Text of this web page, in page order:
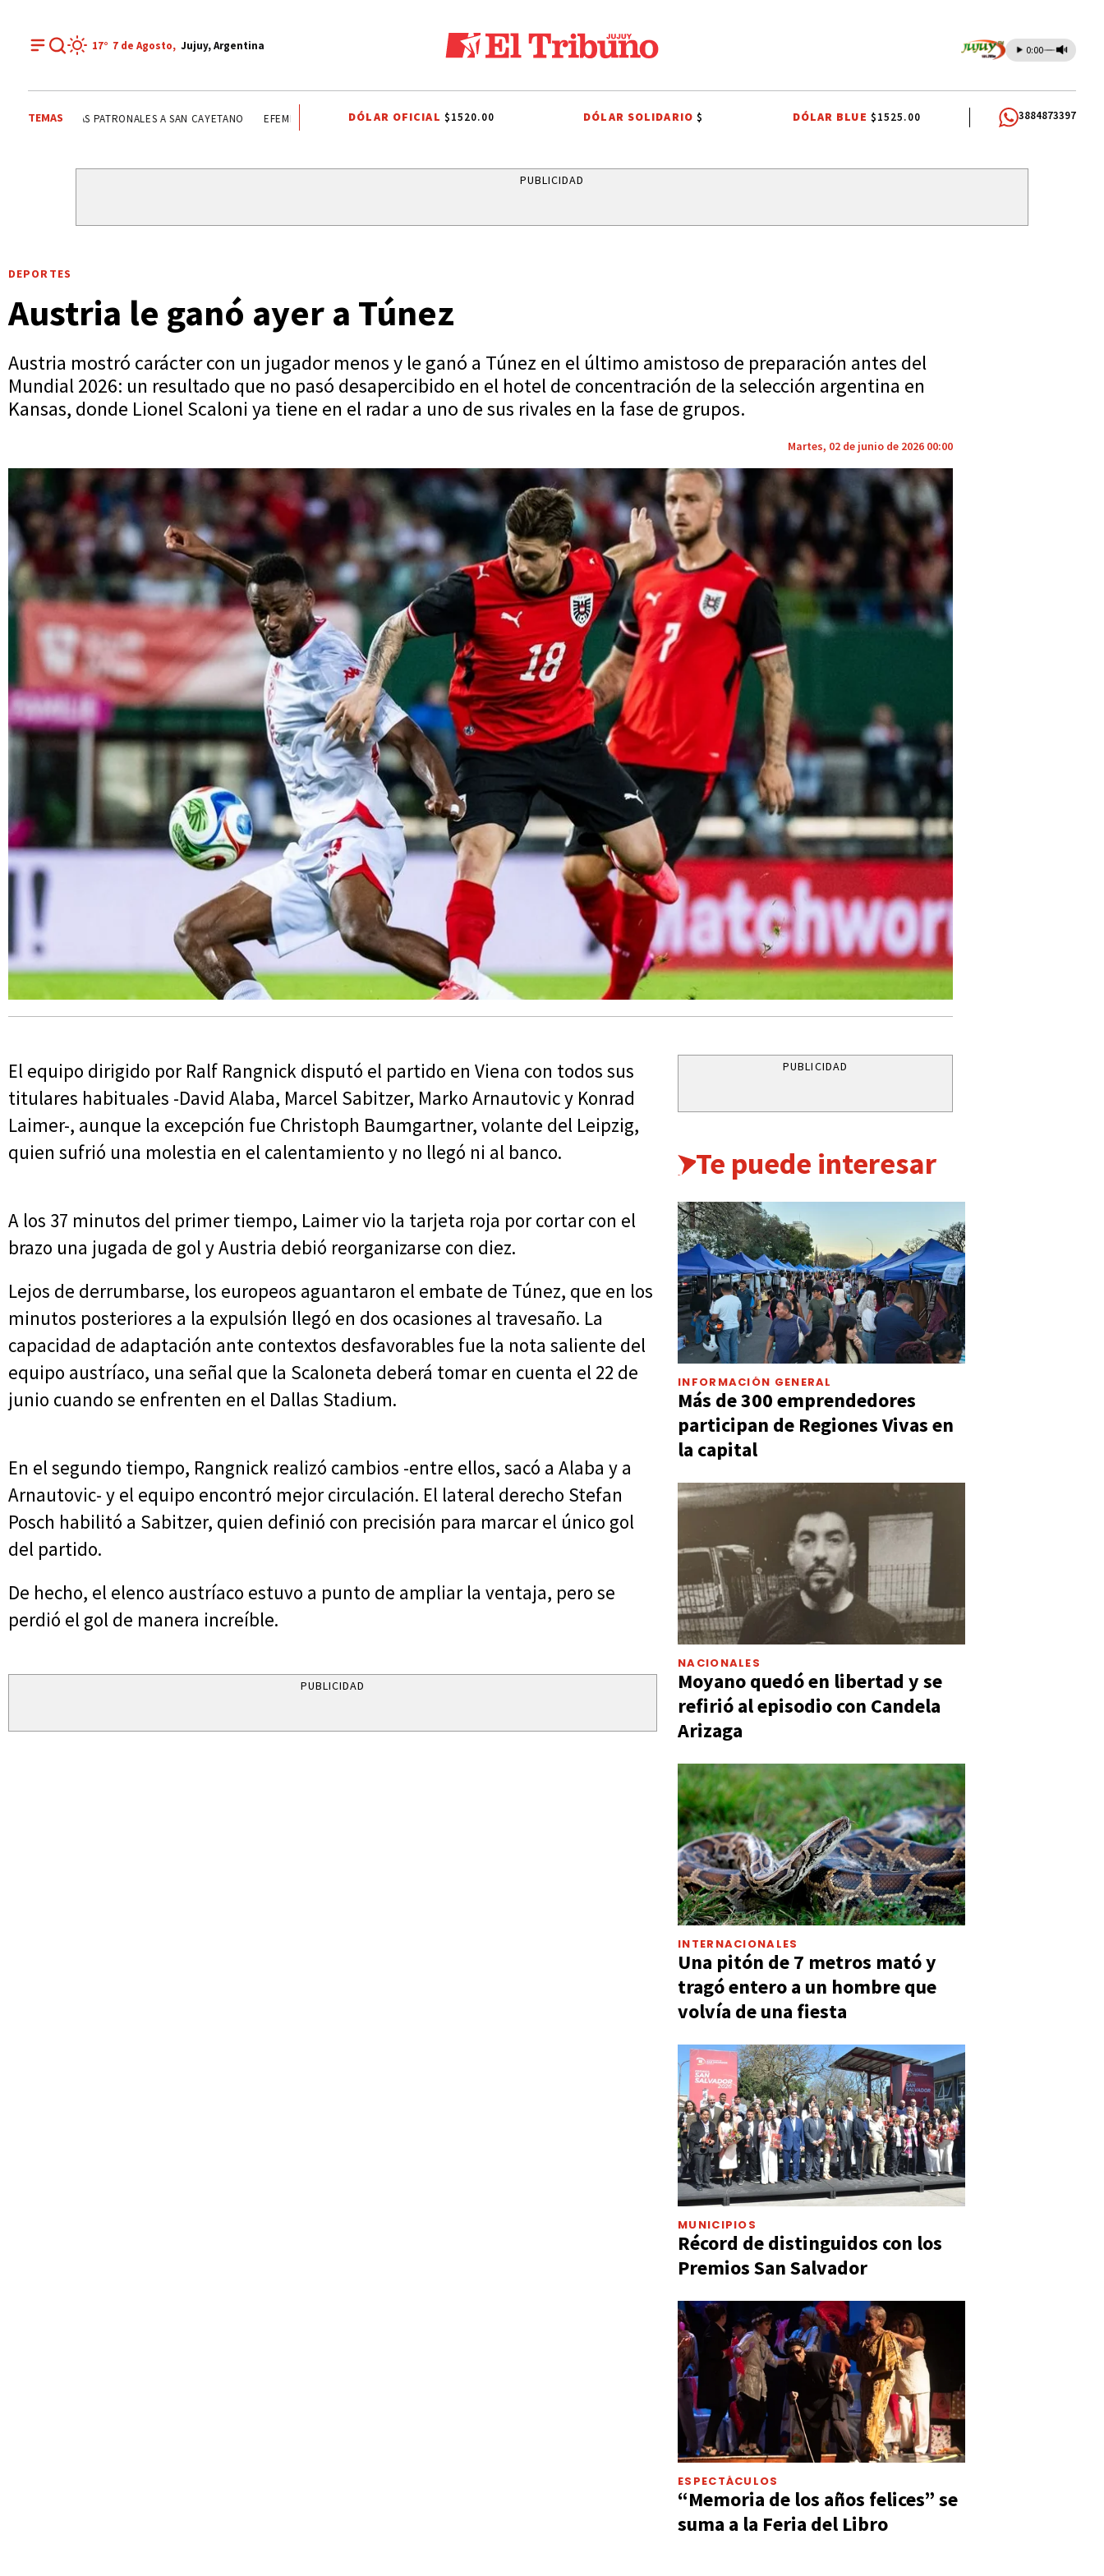
17° 7 de Agosto, Jujuy, Argentina 0:00
TEMASFIESTAS PATRONALES A SAN CAYETANO FIESTAS PATRONALES A SAN CAYETANO EFEMÉRIDES CONFLICTO PORTUARIO GREMIOS DOCENTES RUBÉN EDUARDO RIVAROLA JORGE GARCÍA CUERVA
DÓLAR OFICIAL $1520.00 DÓLAR SOLIDARIO$ DÓLAR BLUE $1525.00 3884873397
PUBLICIDAD
DEPORTES
Austria le ganó ayer a Túnez
Austria mostró carácter con un jugador menos y le ganó a Túnez en el último amistoso de preparación antes del
Mundial 2026: un resultado que no pasó desapercibido en el hotel de concentración de la selección argentina en
Kansas, donde Lionel Scaloni ya tiene en el radar a uno de sus rivales en la fase de grupos.
Martes, 02 de junio de 2026 00:00
El equipo dirigido por Ralf Rangnick disputó el partido en Viena con todos sus
titulares habituales -David Alaba, Marcel Sabitzer, Marko Arnautovic y Konrad
Laimer-, aunque la excepción fue Christoph Baumgartner, volante del Leipzig,
quien sufrió una molestia en el calentamiento y no llegó ni al banco.
A los 37 minutos del primer tiempo, Laimer vio la tarjeta roja por cortar con el
brazo una jugada de gol y Austria debió reorganizarse con diez.
Lejos de derrumbarse, los europeos aguantaron el embate de Túnez, que en los
minutos posteriores a la expulsión llegó en dos ocasiones al travesaño. La
capacidad de adaptación ante contextos desfavorables fue la nota saliente del
equipo austríaco, una señal que la Scaloneta deberá tomar en cuenta el 22 de
junio cuando se enfrenten en el Dallas Stadium.
En el segundo tiempo, Rangnick realizó cambios -entre ellos, sacó a Alaba y a
Arnautovic- y el equipo encontró mejor circulación. El lateral derecho Stefan
Posch habilitó a Sabitzer, quien definió con precisión para marcar el único gol
del partido.
De hecho, el elenco austríaco estuvo a punto de ampliar la ventaja, pero se
perdió el gol de manera increíble.
PUBLICIDAD
PUBLICIDAD
Te puede interesar
INFORMACIÓN GENERAL
Más de 300 emprendedores
participan de Regiones Vivas en
la capital
NACIONALES
Moyano quedó en libertad y se
refirió al episodio con Candela
Arizaga
INTERNACIONALES
Una pitón de 7 metros mató y
tragó entero a un hombre que
volvía de una fiesta
MUNICIPIOS
Récord de distinguidos con los
Premios San Salvador
ESPECTÁCULOS
“Memoria de los años felices” se
suma a la Feria del Libro